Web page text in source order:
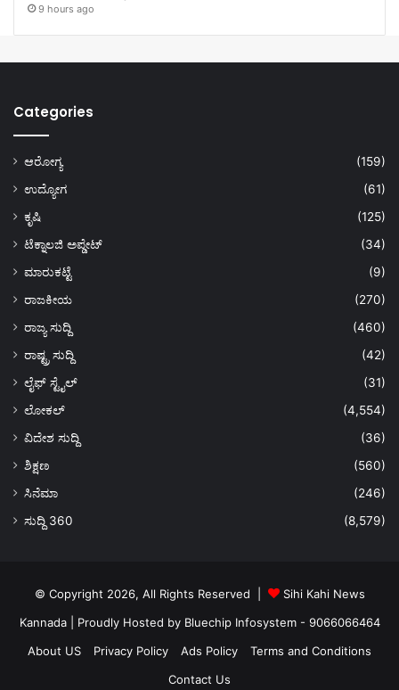
9 hours ago
Categories
ಆರೋಗ್ಯ
(159)
ಉದ್ಯೋಗ
(61)
ಕೃಷಿ
(125)
ಟೆಕ್ನಾಲಜಿ ಅಪ್ಡೇಟ್
(34)
ಮಾರುಕಟ್ಟೆ
(9)
ರಾಜಕೀಯ
(270)
ರಾಜ್ಯ ಸುದ್ದಿ
(460)
ರಾಷ್ಟ್ರ ಸುದ್ದಿ
(42)
ಲೈಫ್ ಸ್ಟೈಲ್
(31)
ಲೋಕಲ್
(4,554)
ವಿದೇಶ ಸುದ್ದಿ
(36)
ಶಿಕ್ಷಣ
(560)
ಸಿನೆಮಾ
(246)
ಸುದ್ದಿ 360
(8,579)
© Copyright 2026, All Rights Reserved |
Sihi Kahi News
Kannada| Proudly Hosted by Bluechip Infosystem - 9066066464
About US
Privacy Policy Ads Policy
Terms and Conditions
Contact Us